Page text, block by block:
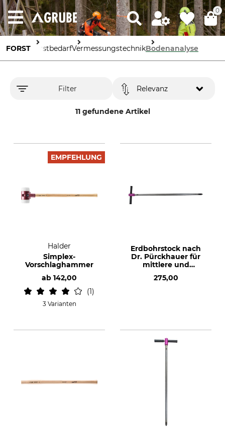
0
FORST ForstbedarfVermessungstechnikBodenanalyse
Filter
11 gefundene Artikel
Relevanz
EMPFEHLUNG
Halder
Simplex-
Vorschlaghammer
ab 142,00
1
3 Varianten
Erdbohrstock nach
Dr. Pürckhauer für
mittlere und
275,00